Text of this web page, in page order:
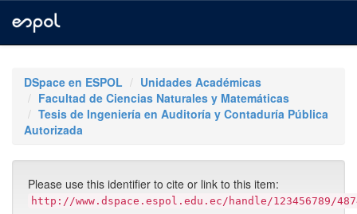
navigationDSpace en ESPOL
Unidades Académicas
Facultad de Ciencias Naturales y Matemáticas
Tesis de Ingeniería en Auditoría y Contaduría Pública
Autorizada
Please use this identifier to cite or link to this item:
http://www.dspace.espol.edu.ec/handle/123456789/